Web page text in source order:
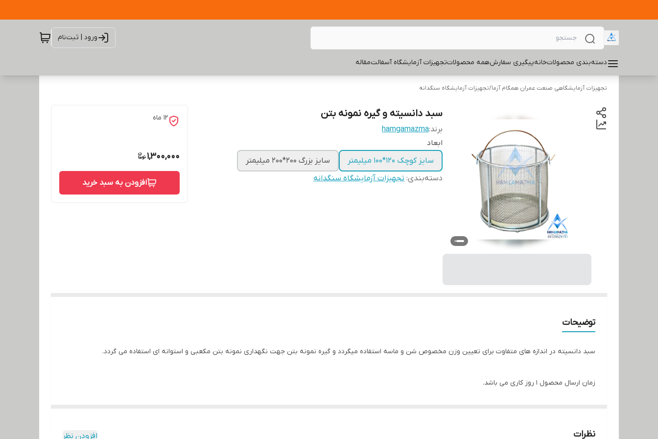
ورود | ثبت‌نام
دسته‌بندی محصولاتخانهپیگیری سفارشهمه محصولاتتجهیزات آزمایشگاه آسفالتمقاله
تجهیزات آزمایشگاهی صنعت عمران همگام آزما/تجهیزات آزمایشگاه سنگدانه
سبد دانسیته و گیره نمونه بتن
برند:hamgamazma
ابعاد
سایز کوچک 120*100 میلیمتر
سایز بزرگ 200*200 میلیمتر
دسته‌بندی: تجهیزات آزمایشگاه سنگدانه
12 ماه
1,300,000
افزودن به سبد خرید
توضیحات
سبد دانسیته در اندازه های متفاوت برای تعیین وزن مخصوص شن و ماسه استفاده میگردد و گیره نمونه بتن جهت نگهداری نمونه بتن مکعبی و استوانه ای استفاده می گردد.
زمان ارسال محصول 1 روز کاری می باشد.
نظرات افزودن نظر